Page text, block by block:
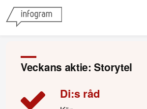
Veckans aktie: Storytel
Di:s råd